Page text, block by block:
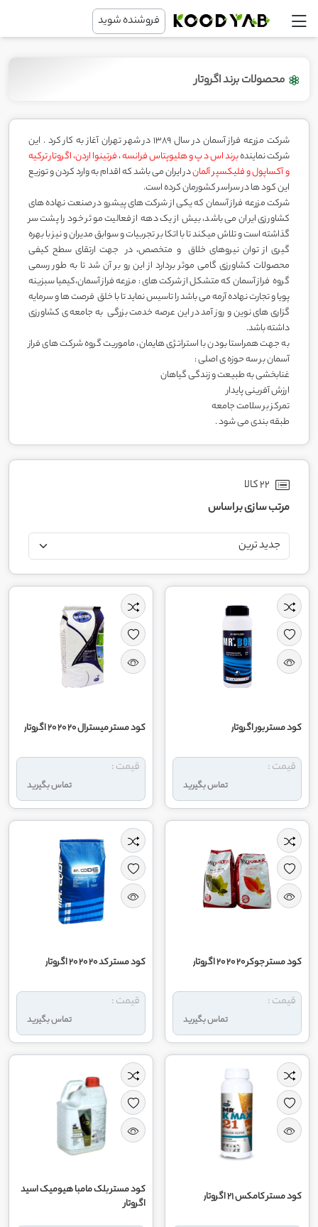
فروشنده شوید
محصولات برند اگروتار
شرکت مزرعه فراز آسمان در سال 1389 در شهر تهران آغاز به کار کرد . این
شرکت نمایندهبرند اس د پ و هلیوپتاس فرانسه ، فرتینوا اردن، اگروتار ترکیه
و آکساپول و فلیکسپر آلماندر ایران می باشد که اقدام به وارد کردن و توزیع
این کود ها در سراسر کشورمان کرده است.
شرکت مزرعه فراز آسمان که یکی از شرکت های پیشرو در صنعت نهاده های
کشاورزی ایران می باشد، بیش از یک دهه از فعالیت موثر خود را پشت سر
گذاشته است و تلاش میکند تا با اتکا بر تجربیات و سوابق مدیران و نیز با بهره
گیری از توان نیروهای خلاق و متخصص، در جهت ارتقای سطح کیفی
محصولات کشاورزی گامی موثر بردارد از این رو بر آن شد تا به طور رسمی
گروه فراز آسمان که متشکل از شرکت های : مزرعه فراز آسمان،کیمیا سبزینه
پویا و تجارت نهاده آرمه می باشد را تاسیس نماید تا با خلق فرصت ها و سرمایه
گزاری های نوین و روز آمد در این عرصه خدمت بزرگی به جامعه ی کشاورزی
داشته باشد.
به جهت همراستا بودن با استراتژی هایمان، ماموریت گروه شرکت های فراز
آسمان بر سه حوزه ی اصلی :
غنابخشی به طبیعت و زندگی گیاهان
ارزش آفرینی پایدار
تمرکز بر سلامت جامعه
طبقه بندی می شود .
22 کالا
مرتب سازی بر اساس
کود مستر بور اگروتار
تماس بگیرید
قیمت :
کود مستر میسترال 20 20 20 اگروتار
تماس بگیرید
قیمت :
کود مستر جوکر 20 20 20 اگروتار
تماس بگیرید
قیمت :
کود مستر کد 20 20 20 اگروتار
تماس بگیرید
قیمت :
کود مستر کامکس 21 اگروتار
کود مستر بلک مامبا هیومیک اسید
اگروتار